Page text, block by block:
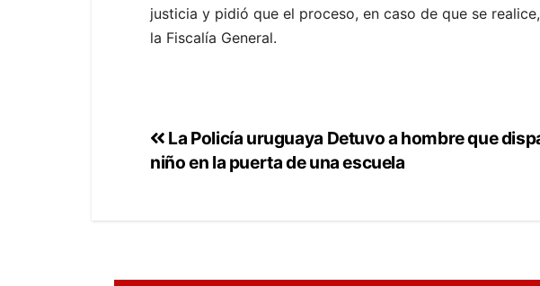
justicia y pidió que el proceso, en caso de que se
la Fiscalía General.
La Policía uruguaya Detuvo a hombre que
niño en la puerta de una escuela